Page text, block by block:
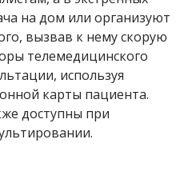
на дом или организуют
вызвав к нему скорую
телемедицинского
используя
карты пациента.
доступны при